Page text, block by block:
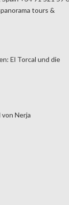
tours &
El Torcal und die
Nerja